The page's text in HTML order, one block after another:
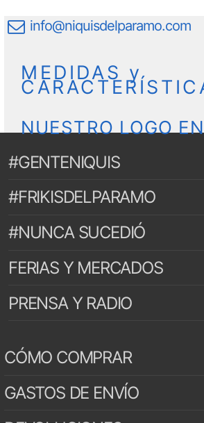
info@niquisdelparamo.com
MEDIDAS y
NUESTRO LOGO
#GENTENIQUIS
#FRIKISDELPARAMO
#NUNCA SUCEDIÓ
FERIAS Y MERCADOS
PRENSA Y RADIO
CÓMO COMPRAR
GASTOS DE ENVÍO